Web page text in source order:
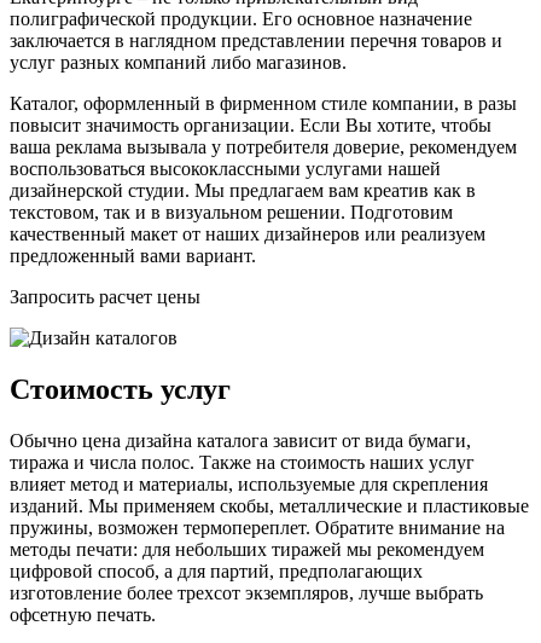
полиграфической продукции. Его основное назначение
заключается в наглядном представлении перечня товаров и
услуг разных компаний либо магазинов.
Каталог, оформленный в фирменном стиле компании, в разы
повысит значимость организации. Если Вы хотите, чтобы
ваша реклама вызывала у потребителя доверие, рекомендуем
воспользоваться высококлассными услугами нашей
дизайнерской студии. Мы предлагаем вам креатив как в
текстовом, так и в визуальном решении. Подготовим
качественный макет от наших дизайнеров или реализуем
предложенный вами вариант.
Запросить расчет цены
Стоимость услуг
Обычно цена дизайна каталога зависит от вида бумаги,
тиража и числа полос. Также на стоимость наших услуг
влияет метод и материалы, используемые для скрепления
изданий. Мы применяем скобы, металлические и пластиковые
пружины, возможен термопереплет. Обратите внимание на
методы печати: для небольших тиражей мы рекомендуем
цифровой способ, а для партий, предполагающих
изготовление более трехсот экземпляров, лучше выбрать
офсетную печать.